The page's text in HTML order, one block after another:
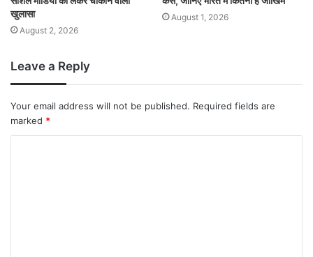
खुलासा
August 2, 2026
August 1, 2026
Leave a Reply
Your email address will not be published. Required fields are
marked *